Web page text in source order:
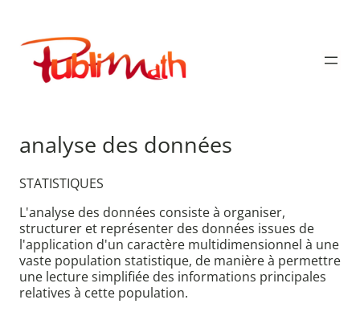
contenu
Publimath
analyse des données
STATISTIQUES
L'analyse des données consiste à organiser,
structurer et représenter des données issues de
l'application d'un caractère multidimensionnel à une
vaste population statistique, de manière à permettre
une lecture simplifiée des informations principales
relatives à cette population.